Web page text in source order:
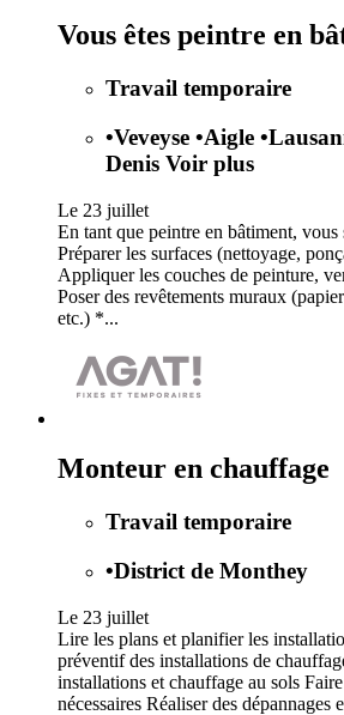
Vous êtes peintre en
Travail temporaire
•Veveyse •Aigle •
Denis Voir plus
Le 23 juillet
En tant que peintre en bâtiment, vous
Préparer les surfaces (nettoyage,
Appliquer les couches de peinture,
Poser des revêtements muraux
etc.) *...
Monteur en chauffage
Travail temporaire
•District de Monthey
Le 23 juillet
Lire les plans et planifier les
préventif des installations de
installations et chauffage au sols
nécessaires Réaliser des dépannages